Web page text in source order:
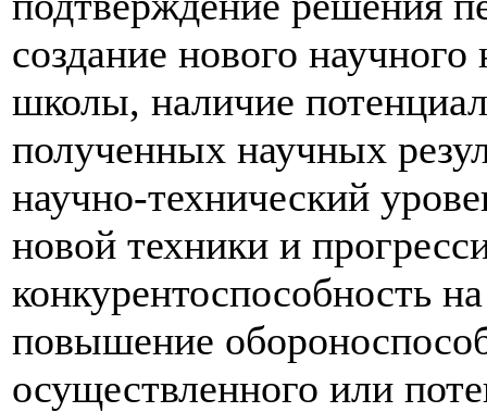
создание нового
школы, наличие
полученных научных
научно-технический
новой техники и
конкурентоспособность
повышение
осуществленного или